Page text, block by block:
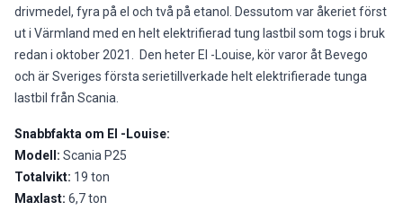
drivmedel, fyra på el och två på etanol. Dessutom var åkeriet först
ut i Värmland med en helt elektrifierad tung lastbil som togs i bruk
redan i oktober 2021. Den heter El -Louise, kör varor åt Bevego
och är Sveriges första serietillverkade helt elektrifierade tunga
lastbil från Scania.
Snabbfakta om El -Louise:
Modell: Scania P25
Totalvikt: 19 ton
Maxlast: 6,7 ton